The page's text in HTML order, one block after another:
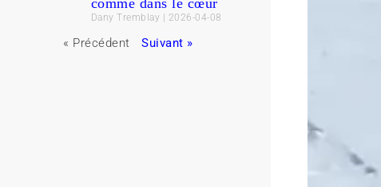
Dany Tremblay 2026-04-08
« Précédent Suivant »